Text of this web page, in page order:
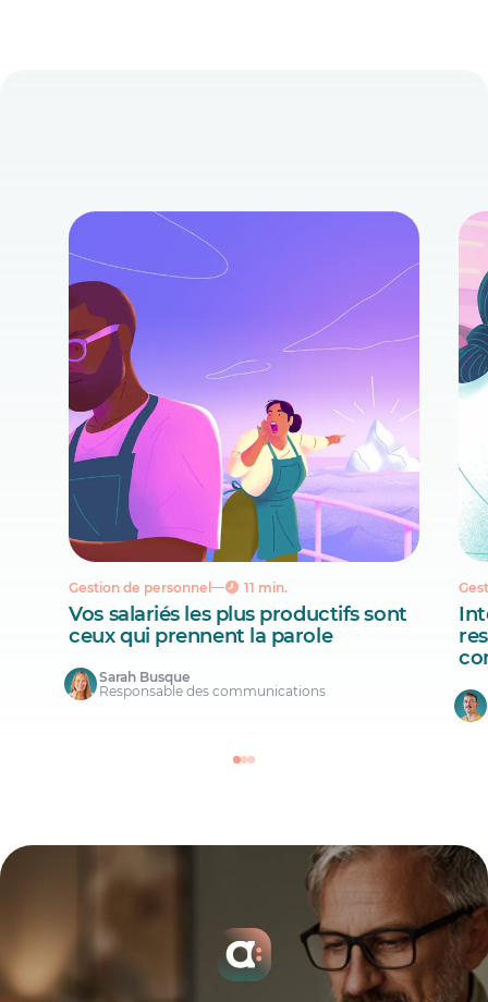
Gestion de personnel 11 min.
Vos salariés les plus productifs sont
ceux qui prennent la parole
Sarah Busque
Responsable des communications